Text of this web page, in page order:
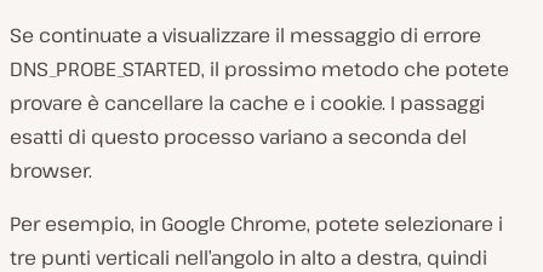
Se continuate a visualizzare il messaggio di errore
DNS_PROBE_STARTED, il prossimo metodo che potete
provare è cancellare la cache e i cookie. I passaggi
esatti di questo processo variano a seconda del
browser.
Per esempio, in Google Chrome, potete selezionare i
tre punti verticali nell’angolo in alto a destra, quindi